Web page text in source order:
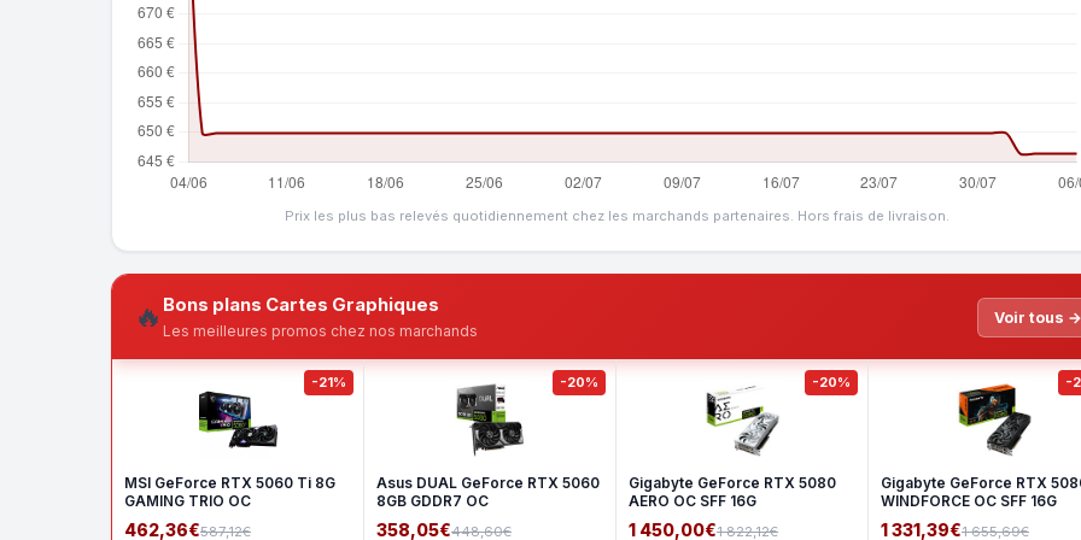
Prix les plus bas relevés quotidiennement chez les marchands partenaires. Hors frais de livraison.
🔥 Bons plans Cartes Graphiques
Les meilleures promos chez nos marchands
Voir tous →
-21%
MSI GeForce RTX 5060 Ti 8G
GAMING TRIO OC
462,36€587,12€
-20%
Asus DUAL GeForce RTX 5060
8GB GDDR7 OC
358,05€448,60€
-20%
Gigabyte GeForce RTX 5080
AERO OC SFF 16G
1 450,00€1 822,12€
-
Gigabyte GeForce RTX
WINDFORCE OC SFF 16G
1 331,39€1 655,69€